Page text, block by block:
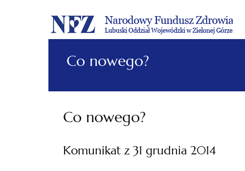
Co nowego?
Co nowego?
Komunikat z 31 grudnia 2014